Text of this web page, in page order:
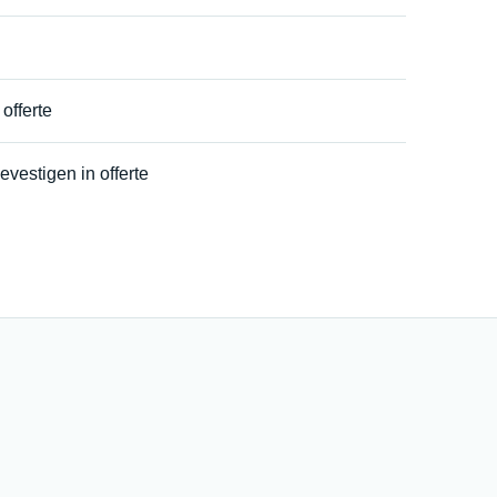
in offerte